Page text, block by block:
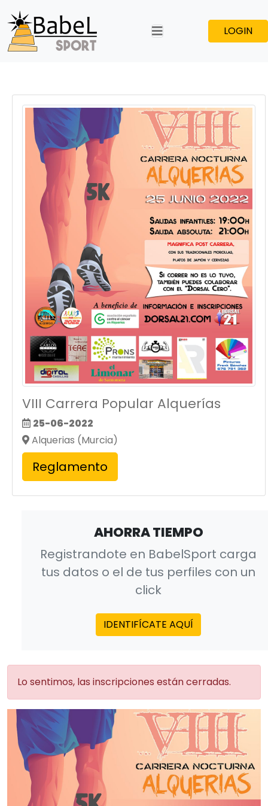
LOGIN
VIII Carrera Popular Alquerías
25-06-2022
Alquerias (Murcia)
Reglamento
AHORRA TIEMPO
Registrandote en BabelSport carga
tus datos o el de tus perfiles con un
click
IDENTIFÍCATE AQUÍ
Lo sentimos, las inscripciones están cerradas.